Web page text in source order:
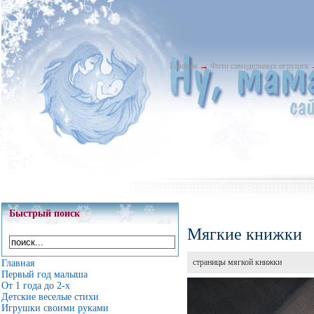
Главная → Фото самодельных игрушек
Быстрый поиск
Главная
Первый год малыша
От 1 года до 2-х
Детские веселые стихи
Игрушки своими руками
Мягкие книжки
страницы мягкой книжки